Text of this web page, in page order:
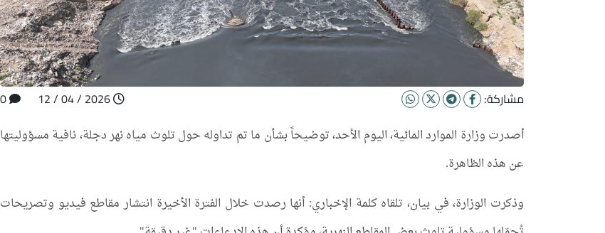
مشاركة:
أصدرت وزارة الموارد المائية، اليوم الأحد، توضيحاً بشأن ما تم تداوله حول تلوث مياه نهر دجلة، نافية مسؤوليتها
عن هذه الظاهرة.
وذكرت الوزارة، في بيان، تلقاه كلمة الإخباري: أنها رصدت خلال الفترة الأخيرة انتشار مقاطع فيديو وتصريحات